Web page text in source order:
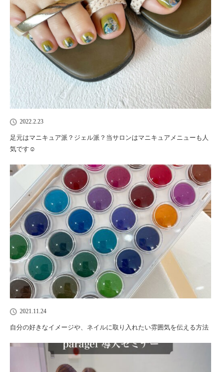
2022.2.23
足元はマニキュア派？ジェル派？当サロンはマニキュアメニューも人
気です☺︎
2021.11.24
自分の好きなイメージや、ネイルに取り入れたい雰囲気を伝える方法